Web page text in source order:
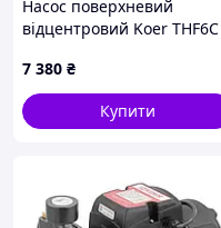
Насос поверхневий
відцентровий Koer THF6С
7 380 ₴
Купити